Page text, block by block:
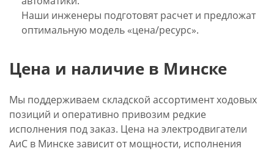
Наши инженеры подготовят расчет и предложат
оптимальную модель «цена/ресурс».
Цена и наличие в Минске
Мы поддерживаем складской ассортимент ходовых
позиций и оперативно привозим редкие
исполнения под заказ. Цена на электродвигатели
АиС в Минске зависит от мощности, исполнения